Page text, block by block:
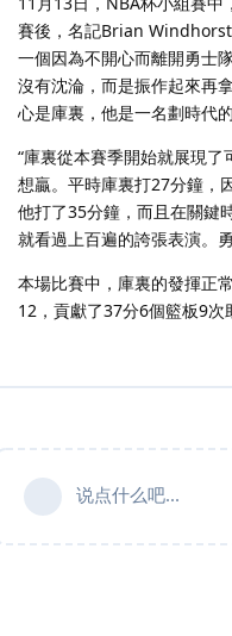
賽後，名記Brian Windhorst
一個因為不開心而離開勇士
沒有沈淪，而是振作起來再
心是庫裏，他是一名劃時代
“庫裏從本賽季開始就展現
想贏。平時庫裏打27分鐘，
他打了35分鐘，而且在關鍵
就看過上百遍的誇張表演。
本場比賽中，庫裏的發揮正
12，貢獻了37分6個籃板9次
说点什么吧...